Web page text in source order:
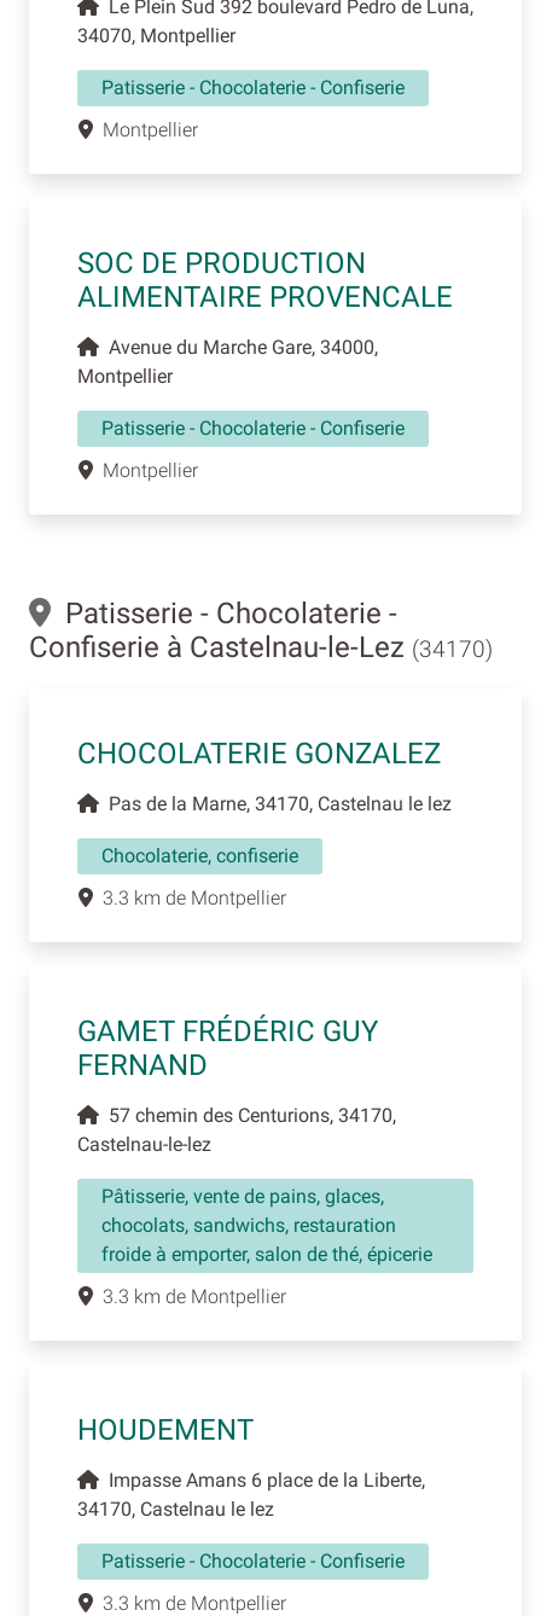
Le Plein Sud 392 boulevard Pedro de Luna,
34070, Montpellier
Patisserie - Chocolaterie - Confiserie
Montpellier
SOC DE PRODUCTION
ALIMENTAIRE PROVENCALE
Avenue du Marche Gare, 34000,
Montpellier
Patisserie - Chocolaterie - Confiserie
Montpellier
Patisserie - Chocolaterie -
Confiserie à Castelnau-le-Lez (34170)
CHOCOLATERIE GONZALEZ
Pas de la Marne, 34170, Castelnau le lez
Chocolaterie, confiserie
3.3 km de Montpellier
GAMET FRÉDÉRIC GUY
FERNAND
57 chemin des Centurions, 34170,
Castelnau-le-lez
Pâtisserie, vente de pains, glaces,
chocolats, sandwichs, restauration
froide à emporter, salon de thé, épicerie
3.3 km de Montpellier
HOUDEMENT
Impasse Amans 6 place de la Liberte,
34170, Castelnau le lez
Patisserie - Chocolaterie - Confiserie
3.3 km de Montpellier